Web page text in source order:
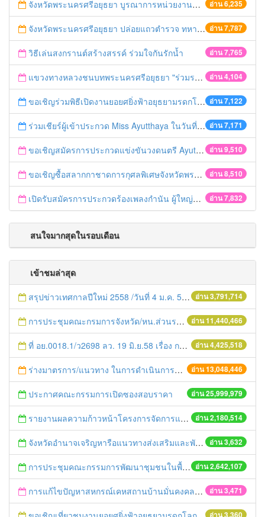
อ่าน 6,235
จังหวัดพระนครศรีอยุธยา บูรณาการหน่วยงานที่เกี่ยวข้อง ลงพื้นที่จัดระเบียบและดำเนินมาตรการตามบทลงโทษสูงสุดกับผู้ประกอบการร้านค้าที่ยังฝ่าฝืนตั้งร้านค้ารุกล้ำเขตพื้นที่ทางหลวง เตรียมความปลอดภัยก่อนเทศกาลสงกรานต์
อ่าน 7,787
จังหวัดพระนครศรีอยุธยา ปล่อยแถวตำรวจ ทหาร ฝ่ายปกครอง กว่า 100 นาย ตรวจเข้มท่ารถสาธารณะ สถานีขนส่งรถโดยสาร วินรถตู้ และสถานีรถไฟ เตรียมรับมือเทศกาลสงกรานต์
อ่าน 7,765
วิธีเล่นสงกรานต์สร้างสรรค์ ร่วมใจกันรักน้ำ
อ่าน 4,104
แขวงทางหลวงชนบทพระนครศรีอยุธยา "ร่วมรณรงค์ ขับช้า เปิดไฟหน้า คาดเข็มขัด" เทศกาลสงกรานต์ ปี 2561
อ่าน 7,122
ขอเชิญร่วมพิธีเปิดงานยอยศยิ่งฟ้าอยุธยามรดกโลก
อ่าน 7,171
ร่วมเชียร์ผู้เข้าประกวด Miss Ayutthaya ในวันที่ 15 ธันวาคม 2560
อ่าน 9,510
ขอเชิญสมัครการประกวดแข่งขันวงดนตรี Ayutthaya battle of the bands
อ่าน 8,510
ขอเชิญซื้อสลากกาชาดการกุศลพิเศษจังหวัดพระนครศรีอยุธยา 2560
อ่าน 7,832
เปิดรับสมัครการประกวดร้องเพลงกำนัน ผู้ใหญ่บ้าน ฯลฯ
สนใจมากสุดในรอบเดือน
เข้าชมล่าสุด
อ่าน 3,791,714
สรุปข่าวเทศกาลปีใหม่ 2558 /วันที่ 4 ม.ค. 58
อ่าน 11,440,466
การประชุมคณะกรมการจังหวัด/หน.ส่วนราชการประจำเดือน มิถุนายน 2558
อ่าน 4,425,518
ที่ อย.0018.1/ว2698 ลว. 19 มิ.ย.58 เรื่อง การแก้ไขปัญหาหนี้สินให้แก่เกษตรกร
อ่าน 13,048,446
ร่างมาตรการ/แนวทาง ในการดำเนินการประกอบการตรวจราชการแบบบูรณาการ
อ่าน 25,999,979
ประกาศคณะกรรมการเปิดซองสอบราคา
อ่าน 2,180,514
รายงานผลความก้าวหน้าโครงการจัดการแก้ไขปัญหาขยะ สัปดาห์ที่ 9/2558
อ่าน 3,632
จังหวัดอำนาจเจริญหารือแนวทางส่งเสริมและพัฒนาการการค้าตามแนวชายแดน
อ่าน 2,642,107
การประชุมคณะกรรมการพัฒนาชุมชนในพื้นที่รอบโรงไฟฟ้า (คพรฟ.) ครั้งที่ 2/2558 กองทุนพัฒนาไฟฟ้าบริษัท โรจนะเพาเวอร์ จำกัด
อ่าน 3,471
การแก้ไขปัญหาสหกรณ์เคหสถานบ้านมั่นคงคลองสระบัว จำกัด กรณี มีปัญหาในการก่อสร้างบ้านพักอาศัยให้สมาชิก
อ่าน 3,360